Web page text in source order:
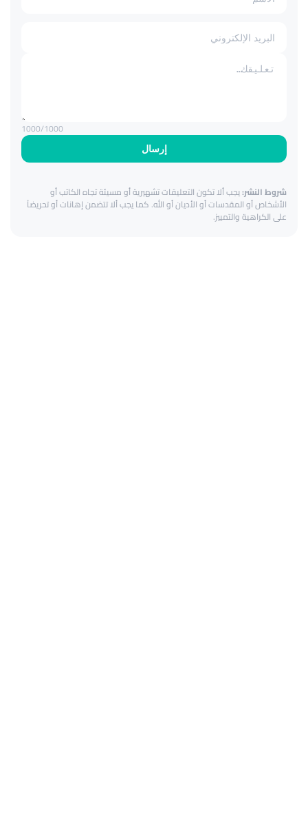
إرسال
1000/1000
شروط النشر:يجب ألا تكون التعليقات تشهيرية أو مسيئة تجاه الكاتب أو
الأشخاص أو المقدسات أو الأديان أو الله. كما يجب ألا تتضمن إهانات أو تحريضاً
على الكراهية والتمييز.